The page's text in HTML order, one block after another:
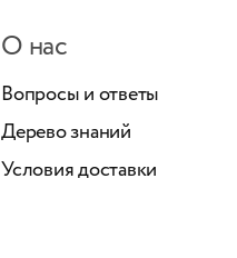
О нас
Вопросы и ответы
Дерево знаний
Условия доставки